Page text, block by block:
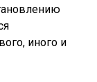
иного и